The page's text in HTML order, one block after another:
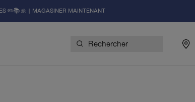
✏️📚🚸 | MAGASINER MAINTENANT